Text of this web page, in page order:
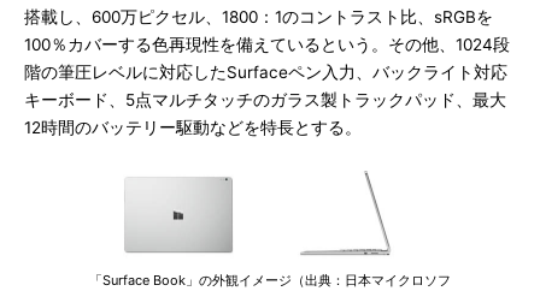
搭載し、600万ピクセル、1800：1のコントラスト比、sRGBを
100％カバーする色再現性を備えているという。その他、1024段
階の筆圧レベルに対応したSurfaceペン入力、バックライト対応
キーボード、5点マルチタッチのガラス製トラックパッド、最大
12時間のバッテリー駆動などを特長とする。
「Surface Book」の外観イメージ（出典：日本マイクロソフ